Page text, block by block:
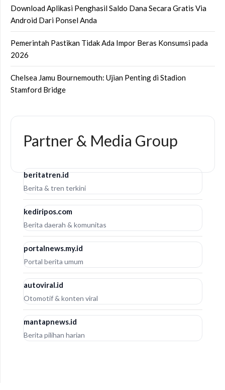
Download Aplikasi Penghasil Saldo Dana Secara Gratis Via
Android Dari Ponsel Anda
Pemerintah Pastikan Tidak Ada Impor Beras Konsumsi pada
2026
Chelsea Jamu Bournemouth: Ujian Penting di Stadion
Stamford Bridge
Partner & Media Group
beritatren.id
Berita & tren terkini
kediripos.com
Berita daerah & komunitas
portalnews.my.id
Portal berita umum
autoviral.id
Otomotif & konten viral
mantapnews.id
Berita pilihan harian